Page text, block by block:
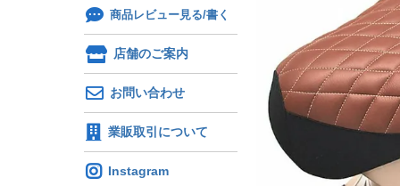
商品レビュー見る/書く
店舗のご案内
お問い合わせ
業販取引について
Instagram